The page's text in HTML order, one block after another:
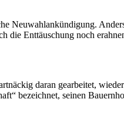
Neuwahlankündigung.
die Enttäuschung noch
daran gearbeitet,
bezeichnet, seinen